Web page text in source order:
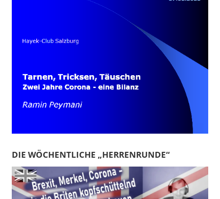
DIE WÖCHENTLICHE „HERRENRUNDE“